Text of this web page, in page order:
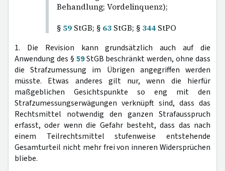
Behandlung; Vordelinquenz);
§ 59 StGB; § 63 StGB; § 344 StPO
1. Die Revision kann grundsätzlich auch auf die
Anwendung des § 59StGB beschränkt werden, ohne dass
die Strafzumessung im Übrigen angegriffen werden
müsste. Etwas anderes gilt nur, wenn die hierfür
maßgeblichen Gesichtspunkte so eng mit den
Strafzumessungserwägungen verknüpft sind, dass das
Rechtsmittel notwendig den ganzen Strafausspruch
erfasst, oder wenn die Gefahr besteht, dass das nach
einem Teilrechtsmittel stufenweise entstehende
Gesamturteil nicht mehr frei von inneren Widersprüchen
bliebe.